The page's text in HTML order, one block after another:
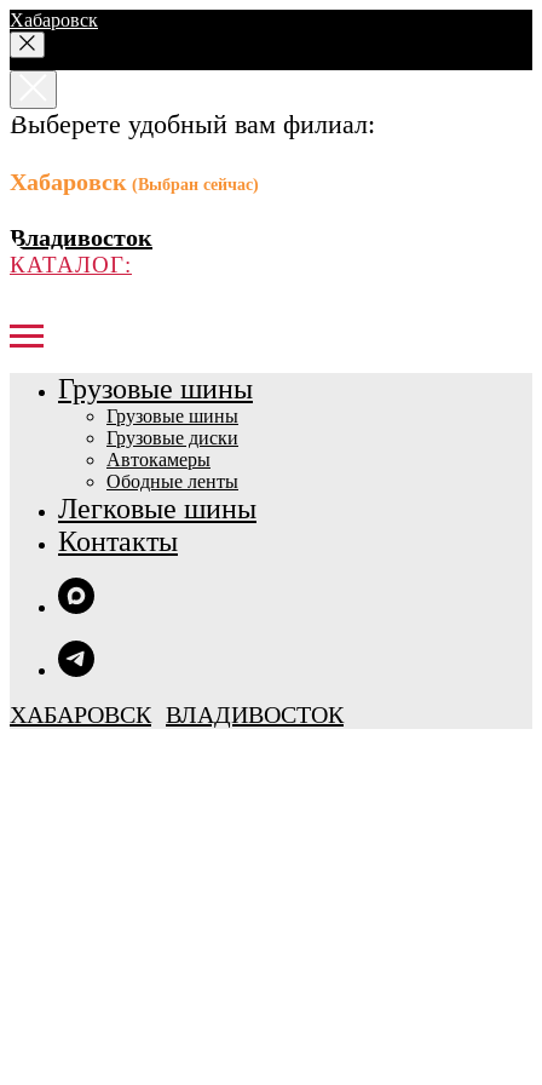
Хабаровск
Выберете удобный вам филиал:
Хабаровск (Выбран сейчас)
Владивосток
КАТАЛОГ:
Грузовые шины
Грузовые шины
Грузовые диски
Автокамеры
Ободные ленты
Легковые шины
Контакты
ХАБАРОВСК ВЛАДИВОСТОК